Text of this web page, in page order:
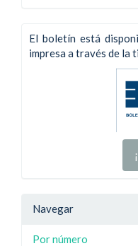
El boletín está
impresa a través de la
Navegar
Por número